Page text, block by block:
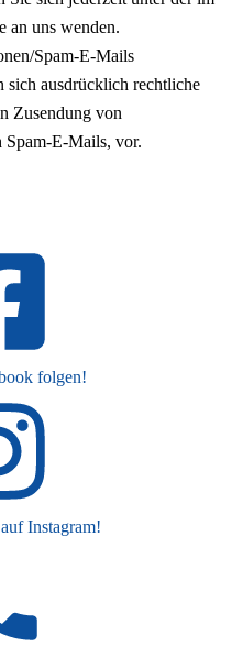
an uns wenden.
Spam-E-Mails
sich ausdrücklich rechtliche
Zusendung von
E-Mails, vor.
folgen!
Instagram!